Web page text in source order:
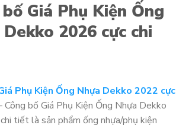
Giá Phụ Kiện Ống
2026 cực chi
Phụ Kiện Ống Nhựa Dekko 2022 cực
bố Giá Phụ Kiện Ống Nhựa Dekko
tiết là sản phẩm ống nhựa/phụ kiện